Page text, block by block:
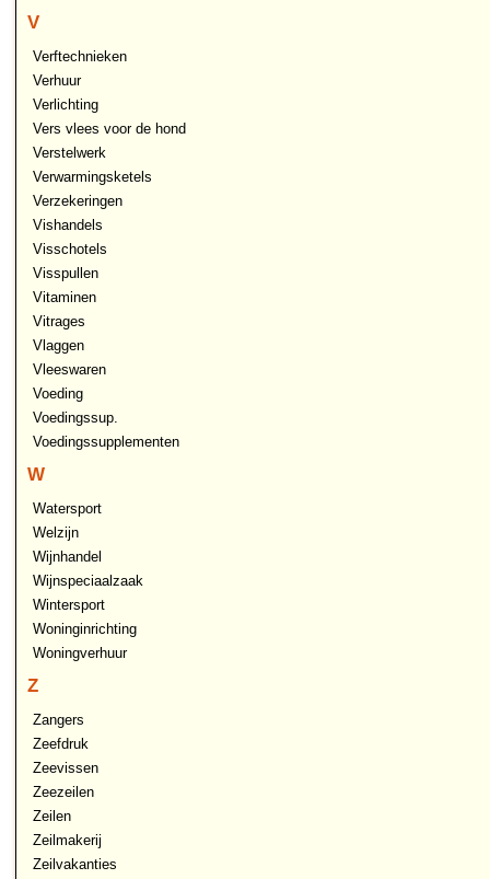
V
Verftechnieken
Verhuur
Verlichting
Vers vlees voor de hond
Verstelwerk
Verwarmingsketels
Verzekeringen
Vishandels
Visschotels
Visspullen
Vitaminen
Vitrages
Vlaggen
Vleeswaren
Voeding
Voedingssup.
Voedingssupplementen
W
Watersport
Welzijn
Wijnhandel
Wijnspeciaalzaak
Wintersport
Woninginrichting
Woningverhuur
Z
Zangers
Zeefdruk
Zeevissen
Zeezeilen
Zeilen
Zeilmakerij
Zeilvakanties